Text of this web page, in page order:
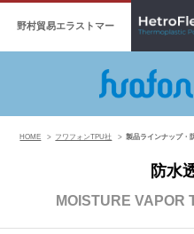
野村貿易エラストマー
HOME フワフォンTPU社 製品ラインナップ・
防水
MOISTURE VAPOR